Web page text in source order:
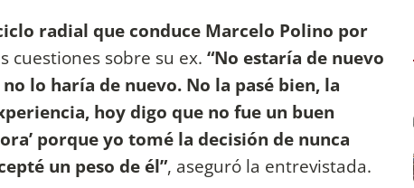
radial que conduce Marcelo Polino por
cuestiones sobre su ex. “No estaría de nuevo
lo haría de nuevo. No la pasé bien, la
hoy digo que no fue un buen
porque yo tomé la decisión de nunca
un peso de él”, aseguró la entrevistada.